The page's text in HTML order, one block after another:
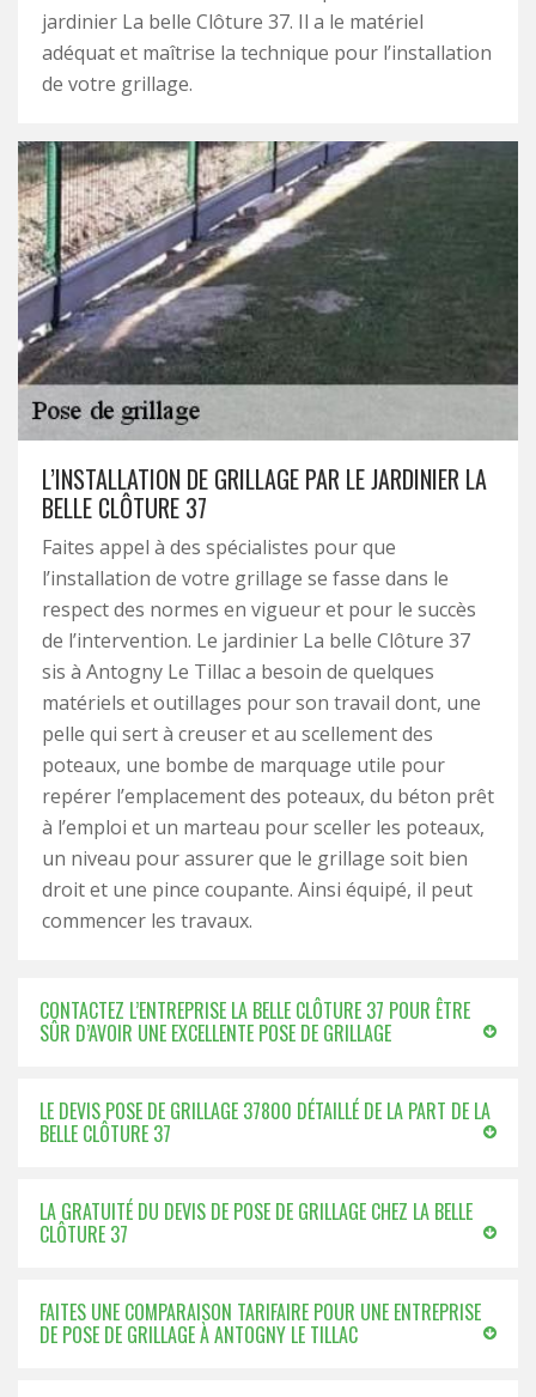
jardinier La belle Clôture 37. Il a le matériel
adéquat et maîtrise la technique pour l’installation
de votre grillage.
L’INSTALLATION DE GRILLAGE PAR LE JARDINIER LA
BELLE CLÔTURE 37
Faites appel à des spécialistes pour que
l’installation de votre grillage se fasse dans le
respect des normes en vigueur et pour le succès
de l’intervention. Le jardinier La belle Clôture 37
sis à Antogny Le Tillac a besoin de quelques
matériels et outillages pour son travail dont, une
pelle qui sert à creuser et au scellement des
poteaux, une bombe de marquage utile pour
repérer l’emplacement des poteaux, du béton prêt
à l’emploi et un marteau pour sceller les poteaux,
un niveau pour assurer que le grillage soit bien
droit et une pince coupante. Ainsi équipé, il peut
commencer les travaux.
CONTACTEZ L’ENTREPRISE LA BELLE CLÔTURE 37 POUR ÊTRE
SÛR D’AVOIR UNE EXCELLENTE POSE DE GRILLAGE
LE DEVIS POSE DE GRILLAGE 37800 DÉTAILLÉ DE LA PART DE LA
BELLE CLÔTURE 37
LA GRATUITÉ DU DEVIS DE POSE DE GRILLAGE CHEZ LA BELLE
CLÔTURE 37
FAITES UNE COMPARAISON TARIFAIRE POUR UNE ENTREPRISE
DE POSE DE GRILLAGE À ANTOGNY LE TILLAC